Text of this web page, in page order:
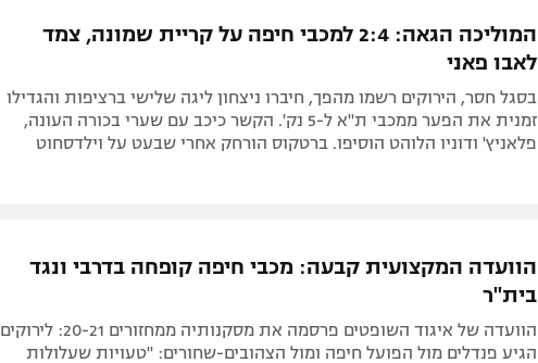
מכבי נתניה
בני יהודה
המוליכה הגאה: 2:4 למכבי חיפה על קריית שמונה, צמד
לאבו פאני
בסגל חסר, הירוקים רשמו מהפך, חיברו ניצחון ליגה שלישי ברציפות והגדילו
זמנית את הפער ממכבי ת"א ל-5 נק'. הקשר כיכב עם שערי בכורה העונה,
פלאניץ' ודוניו הלוהט הוסיפו. ברטקוס הורחק אחרי שבעט על וילדסחוט
הוועדה המקצועית קבעה: מכבי חיפה קופחה בדרבי ונגד
בית"ר
הוועדה של איגוד השופטים פרסמה את מסקנותיה ממחזורים 20-21: לירוקים
הגיע פנדלים מול הפועל חיפה ומול הצהובים-שחורים: "טעויות שעלולות